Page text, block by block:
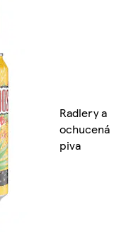
Radlery a
ochucená
piva